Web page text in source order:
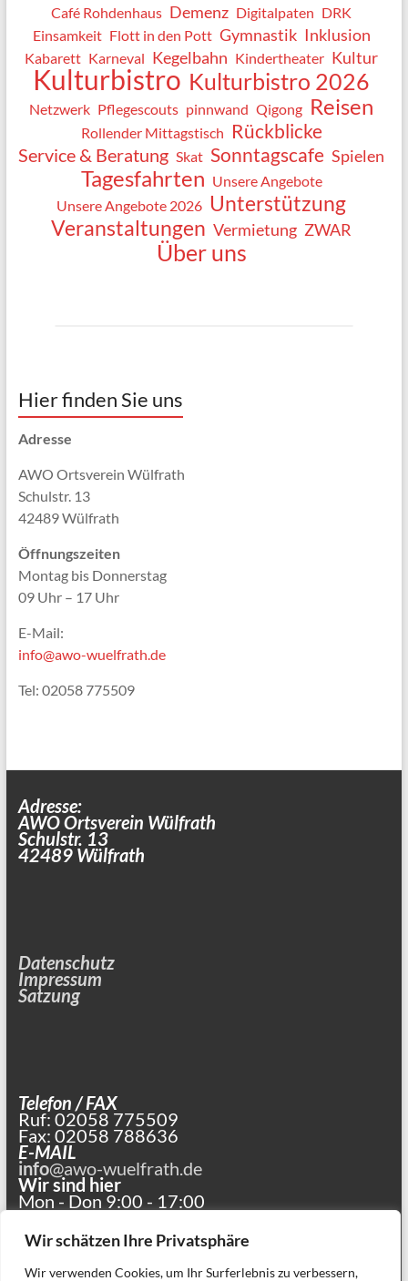
Wir schätzen Ihre Privatsphäre
Wir verwenden Cookies, um Ihr Surferlebnis zu verbessern,
Café Rohdenhaus Demenz Digitalpaten DRK
Einsamkeit Flott in den Pott Gymnastik Inklusion
Kabarett Karneval Kegelbahn Kindertheater Kultur
Kulturbistro Kulturbistro 2026
Netzwerk Pflegescouts pinnwand Qigong Reisen
Rollender Mittagstisch Rückblicke
Service & Beratung Skat Sonntagscafe Spielen
Tagesfahrten Unsere Angebote
Unsere Angebote 2026 Unterstützung
Veranstaltungen Vermietung ZWAR
Über uns
Hier finden Sie uns
Adresse
AWO Ortsverein Wülfrath
Schulstr. 13
42489 Wülfrath
Öffnungszeiten
Montag bis Donnerstag
09 Uhr – 17 Uhr
E-Mail:
info@awo-wuelfrath.de
Tel: 02058 775509
Adresse:
AWO Ortsverein Wülfrath
Schulstr. 13
42489 Wülfrath
Datenschutz
Impressum
Satzung
Telefon / FAX
Ruf: 02058 775509
Fax: 02058 788636
E-MAIL
info@awo-wuelfrath.de
Wir sind hier
Mon - Don 9:00 - 17:00
und nach Vereinbarung